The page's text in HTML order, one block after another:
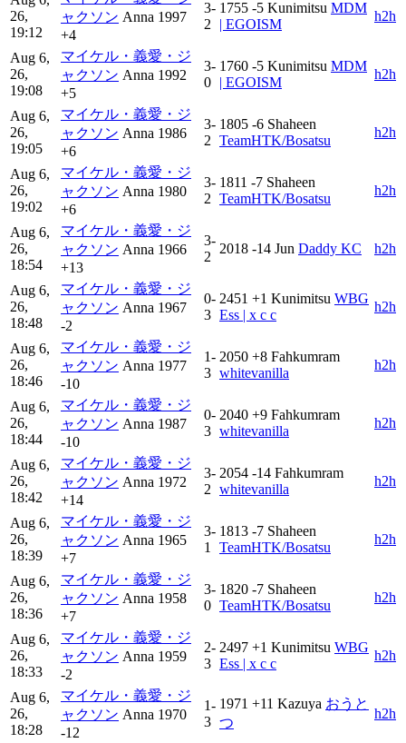
26,
19:12
ャクソン Anna 1997
+4
3-
2
1755 -5 Kunimitsu MDM
| EGOISM
h2h
Aug 6,
26,
19:08
マイケル・義愛・ジ
ャクソン Anna 1992
+5
3-
0
1760 -5 Kunimitsu MDM
| EGOISM
h2h
Aug 6,
26,
19:05
マイケル・義愛・ジ
ャクソン Anna 1986
+6
3-
2
1805 -6 Shaheen
TeamHTK/Bosatsu
h2h
Aug 6,
26,
19:02
マイケル・義愛・ジ
ャクソン Anna 1980
+6
3-
2
1811 -7 Shaheen
TeamHTK/Bosatsu
h2h
Aug 6,
26,
18:54
マイケル・義愛・ジ
ャクソン Anna 1966
+13
3-
2
2018 -14 Jun Daddy KC h2h
Aug 6,
26,
18:48
マイケル・義愛・ジ
ャクソン Anna 1967
-2
0-
3
2451 +1 Kunimitsu WBG
Ess | x c c
h2h
Aug 6,
26,
18:46
マイケル・義愛・ジ
ャクソン Anna 1977
-10
1-
3
2050 +8 Fahkumram
whitevanilla
h2h
Aug 6,
26,
18:44
マイケル・義愛・ジ
ャクソン Anna 1987
-10
0-
3
2040 +9 Fahkumram
whitevanilla
h2h
Aug 6,
26,
18:42
マイケル・義愛・ジ
ャクソン Anna 1972
+14
3-
2
2054 -14 Fahkumram
whitevanilla
h2h
Aug 6,
26,
18:39
マイケル・義愛・ジ
ャクソン Anna 1965
+7
3-
1
1813 -7 Shaheen
TeamHTK/Bosatsu
h2h
Aug 6,
26,
18:36
マイケル・義愛・ジ
ャクソン Anna 1958
+7
3-
0
1820 -7 Shaheen
TeamHTK/Bosatsu
h2h
Aug 6,
26,
18:33
マイケル・義愛・ジ
ャクソン Anna 1959
-2
2-
3
2497 +1 Kunimitsu WBG
Ess | x c c
h2h
Aug 6,
26,
18:28
マイケル・義愛・ジ
ャクソン Anna 1970
-12
1-
3
1971 +11 Kazuya おうと
つ
h2h